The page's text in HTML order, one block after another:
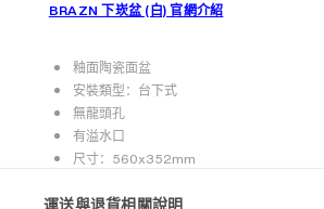
BRAZN 下崁盆 (白) 官網介紹
釉面陶瓷面盆
安裝類型：台下式
無龍頭孔
有溢水口
尺寸：560x352mm
運送與退貨相關說明